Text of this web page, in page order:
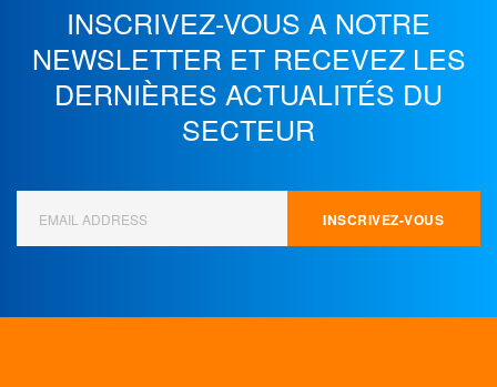
INSCRIVEZ-VOUS A NOTRE
NEWSLETTER ET RECEVEZ LES
DERNIÈRES ACTUALITÉS DU
SECTEUR